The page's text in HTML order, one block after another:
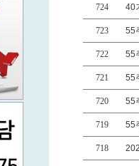
724 40
723 55
722 55
721 55
720 55
719 55
718